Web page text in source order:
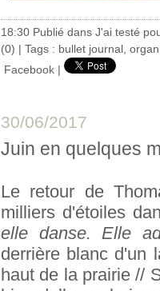
18:30 Publié dans J'ai testé
(0) | Tags : bullet journal
Facebook |
30/06/2017
Juin en quelques
Le retour de
milliers d'étoiles
elle danse. Elle
derrière blanc d'un
haut de la prairie //